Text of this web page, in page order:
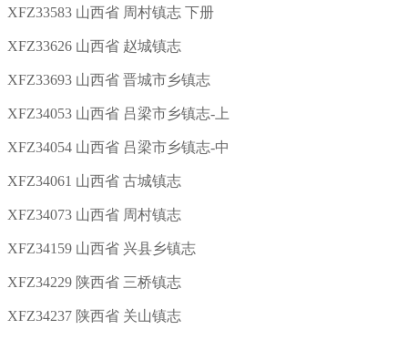
XFZ33583 山西省 周村镇志 下册
XFZ33626 山西省 赵城镇志
XFZ33693 山西省 晋城市乡镇志
XFZ34053 山西省 吕梁市乡镇志-上
XFZ34054 山西省 吕梁市乡镇志-中
XFZ34061 山西省 古城镇志
XFZ34073 山西省 周村镇志
XFZ34159 山西省 兴县乡镇志
XFZ34229 陕西省 三桥镇志
XFZ34237 陕西省 关山镇志